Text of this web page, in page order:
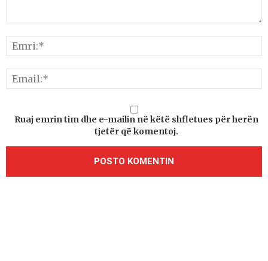
Ruaj emrin tim dhe e-mailin në këtë shfletues për herën
tjetër që komentoj.